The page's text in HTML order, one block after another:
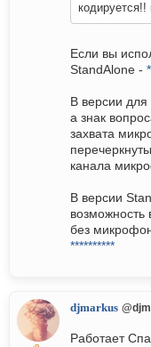
кодируется!!
Если вы
StandAlone -
В версии
а знак
захвата
канала
В версии
возможность
без
**********
djmarkus
Работает